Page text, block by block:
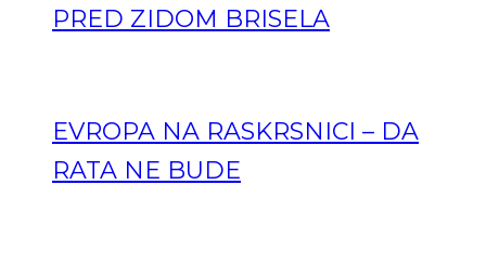
PRED ZIDOM BRISELA
EVROPA NA RASKRSNICI – DA
RATA NE BUDE